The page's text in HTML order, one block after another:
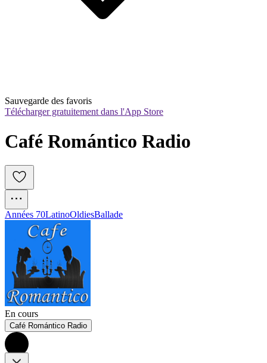
Sauvegarde des favoris
Télécharger gratuitement dans l'App Store
Café Romántico Radio
Années 70LatinoOldiesBallade
En cours
Café Romántico Radio